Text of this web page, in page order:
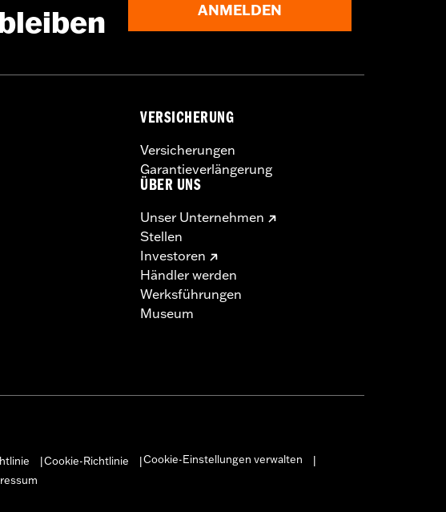
ANMELDEN
VERSICHERUNG
Versicherungen
Garantieverlängerung
ÜBER UNS
Unser Unternehmen
Stellen
Investoren
Händler werden
Werksführungen
Museum
Cookie-Richtlinie Cookie-Einstellungen verwalten